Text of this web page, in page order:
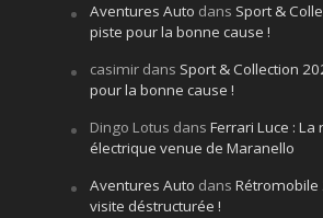
Aventures Auto dans Sport &
piste pour la bonne cause !
casimirdans Sport & Collection
pour la bonne cause !
Dingo Lotus dans Ferrari Luce : La
électrique venue de Maranello
Aventures Auto dans Rétromobile
visite déstructurée !